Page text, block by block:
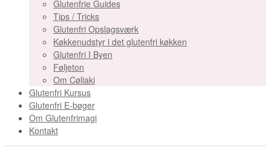
Glutenfrie Guides
Tips / Tricks
Glutenfri Opslagsværk
Køkkenudstyr i det glutenfri køkken
Glutenfri I Byen
Føljeton
Om Cøliaki
Glutenfri Kursus
Glutenfri E-bøger
Om Glutenfrimagi
Kontakt